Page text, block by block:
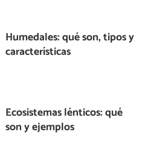
Humedales: qué son, tipos y
características
Ecosistemas lénticos: qué
son y ejemplos